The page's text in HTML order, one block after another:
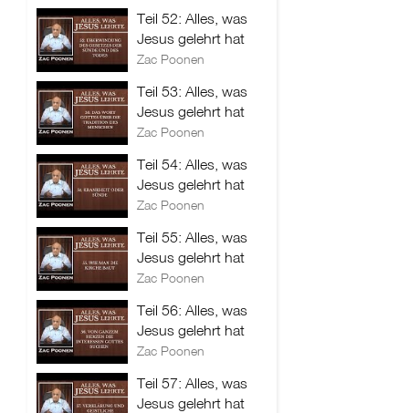
Teil 52: Alles, was
Jesus gelehrt hat
Zac Poonen
Teil 53: Alles, was
Jesus gelehrt hat
Zac Poonen
Teil 54: Alles, was
Jesus gelehrt hat
Zac Poonen
Teil 55: Alles, was
Jesus gelehrt hat
Zac Poonen
Teil 56: Alles, was
Jesus gelehrt hat
Zac Poonen
Teil 57: Alles, was
Jesus gelehrt hat